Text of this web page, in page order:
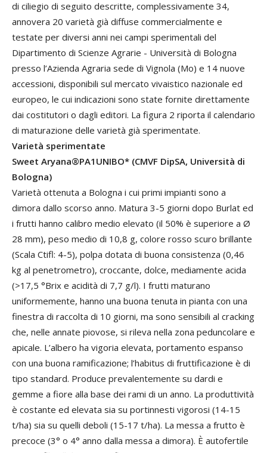
di ciliegio di seguito descritte, complessivamente 34,
annovera 20 varietà già diffuse commercialmente e
testate per diversi anni nei campi sperimentali del
Dipartimento di Scienze Agrarie - Università di Bologna
presso l’Azienda Agraria sede di Vignola (Mo) e 14 nuove
accessioni, disponibili sul mercato vivaistico nazionale ed
europeo, le cui indicazioni sono state fornite direttamente
dai costitutori o dagli editori. La figura 2 riporta il calendario
di maturazione delle varietà già sperimentate.
Varietà sperimentate
Sweet Aryana®PA1UNIBO* (CMVF DipSA, Università di
Bologna)
Varietà ottenuta a Bologna i cui primi impianti sono a
dimora dallo scorso anno. Matura 3-5 giorni dopo Burlat ed
i frutti hanno calibro medio elevato (il 50% è superiore a Ø
28 mm), peso medio di 10,8 g, colore rosso scuro brillante
(Scala Ctifl: 4-5), polpa dotata di buona consistenza (0,46
kg al penetrometro), croccante, dolce, mediamente acida
(>17,5 °Brix e acidità di 7,7 g/l). I frutti maturano
uniformemente, hanno una buona tenuta in pianta con una
finestra di raccolta di 10 giorni, ma sono sensibili al cracking
che, nelle annate piovose, si rileva nella zona peduncolare e
apicale. L’albero ha vigoria elevata, portamento espanso
con una buona ramificazione; l’habitus di fruttificazione è di
tipo standard. Produce prevalentemente su dardi e
gemme a fiore alla base dei rami di un anno. La produttività
è costante ed elevata sia su portinnesti vigorosi (14-15
t/ha) sia su quelli deboli (15-17 t/ha). La messa a frutto è
precoce (3° o 4° anno dalla messa a dimora). È autofertile